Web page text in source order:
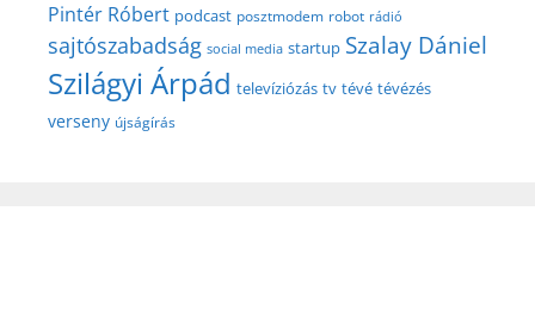
Pintér Róbert podcast posztmodem robot rádió
sajtószabadság social media startup Szalay Dániel
Szilágyi Árpád televíziózás tv tévé tévézés
verseny újságírás